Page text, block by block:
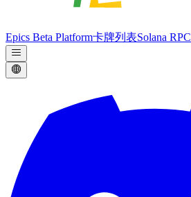
Epics Beta Platform卡牌列表Solana RPC